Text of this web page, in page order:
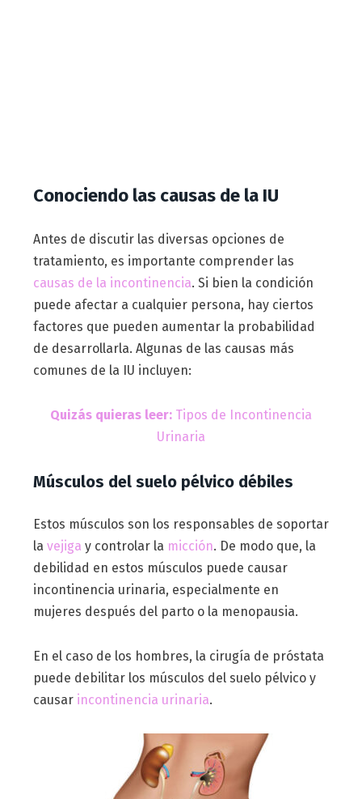
Conociendo las causas de la IU
Antes de discutir las diversas opciones de
tratamiento, es importante comprender las
causas de la incontinencia. Si bien la condición
puede afectar a cualquier persona, hay ciertos
factores que pueden aumentar la probabilidad
de desarrollarla. Algunas de las causas más
comunes de la IU incluyen:
Quizás quieras leer: Tipos de Incontinencia
Urinaria
Músculos del suelo pélvico débiles
Estos músculos son los responsables de soportar
la vejiga y controlar la micción. De modo que, la
debilidad en estos músculos puede causar
incontinencia urinaria, especialmente en
mujeres después del parto o la menopausia.
En el caso de los hombres, la cirugía de próstata
puede debilitar los músculos del suelo pélvico y
causar incontinencia urinaria.